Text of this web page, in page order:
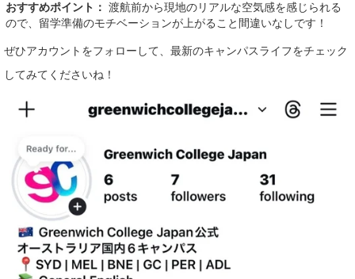
おすすめポイント： 渡航前から現地のリアルな空気感を感じられる
ので、留学準備のモチベーションが上がること間違いなしです！
ぜひアカウントをフォローして、最新のキャンパスライフをチェック
してみてくださいね！